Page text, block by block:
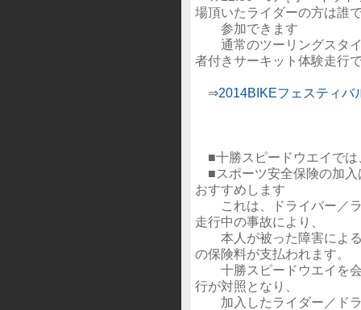
場頂いたライダーの方は誰
参加できます
通常のツーリングスタイ
者付きサーキット体験走行
⇒2014BIKEフェスティ
■十勝スピードウエイで
■スポーツ安全保険の加入
おすすめします
これは、ドライバー／ラ
走行中の事故により、
本人が被った障害による
の保険料が支払われます。
十勝スピードウエイを会
行が対照となり、
加入したライダー／ドラ